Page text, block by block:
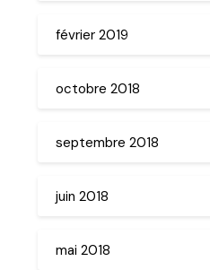
février 2019
octobre 2018
septembre 2018
juin 2018
mai 2018